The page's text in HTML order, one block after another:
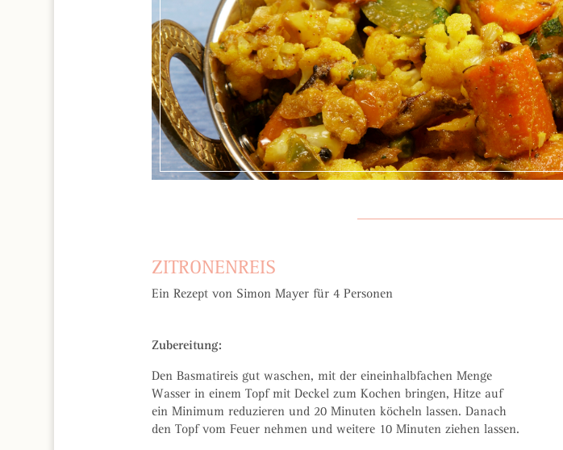
ZITRONENREIS
Ein Rezept von Simon Mayer für 4 Personen
Zubereitung:
Den Basmatireis gut waschen, mit der eineinhalbfachen Menge
Wasser in einem Topf mit Deckel zum Kochen bringen, Hitze auf
ein Minimum reduzieren und 20 Minuten köcheln lassen. Danach
den Topf vom Feuer nehmen und weitere 10 Minuten ziehen lassen.